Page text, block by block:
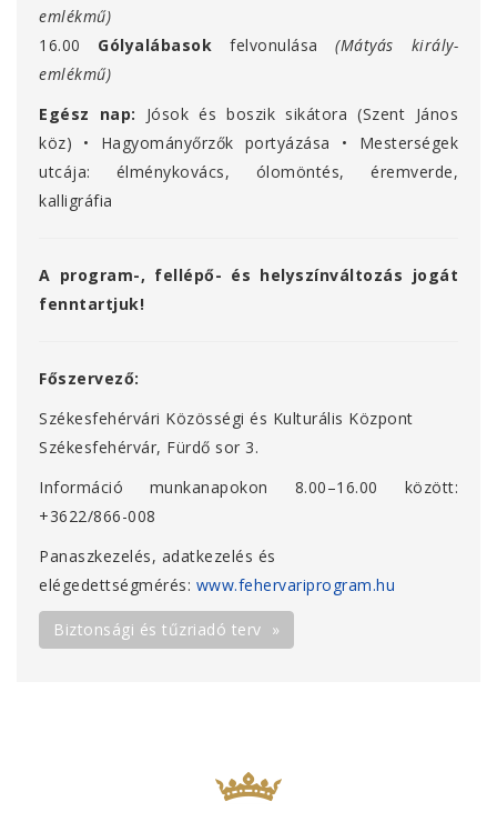
emlékmű)
16.00
Gólyalábasok felvonulása
(Mátyás király-
emlékmű)
Egész nap:
Jósok és boszik sikátora (Szent János
köz) • Hagyományőrzők portyázása • Mesterségek
utcája: élménykovács, ólomöntés, éremverde,
kalligráfia
A program-, fellépő- és helyszínváltozás jogát
fenntartjuk!
Főszervező:
Székesfehérvári Közösségi és Kulturális Központ
Székesfehérvár, Fürdő sor 3.
Információ munkanapokon 8.00–16.00 között:
+3622/866-008
Panaszkezelés, adatkezelés és
elégedettségmérés: www.fehervariprogram.hu
Biztonsági és tűzriadó terv »